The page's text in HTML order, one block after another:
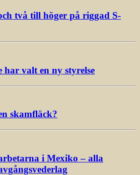
två till höger på riggad S-
har valt en ny styrelse
skamfläck?
i Mexiko – alla